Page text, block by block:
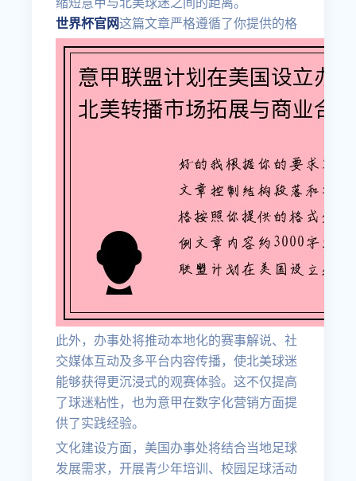
世界杯官网
此外，办事处将推动本地化的赛事解说、社
交媒体互动及多平台内容传播，使北美球迷
能够获得更沉浸式的观赛体验。这不仅提高
了球迷粘性，也为意甲在数字化营销方面提
供了实践经验。
文化建设方面，美国办事处将结合当地足球
发展需求，开展青少年培训、校园足球活动
这篇文章严格遵循了你提供的格